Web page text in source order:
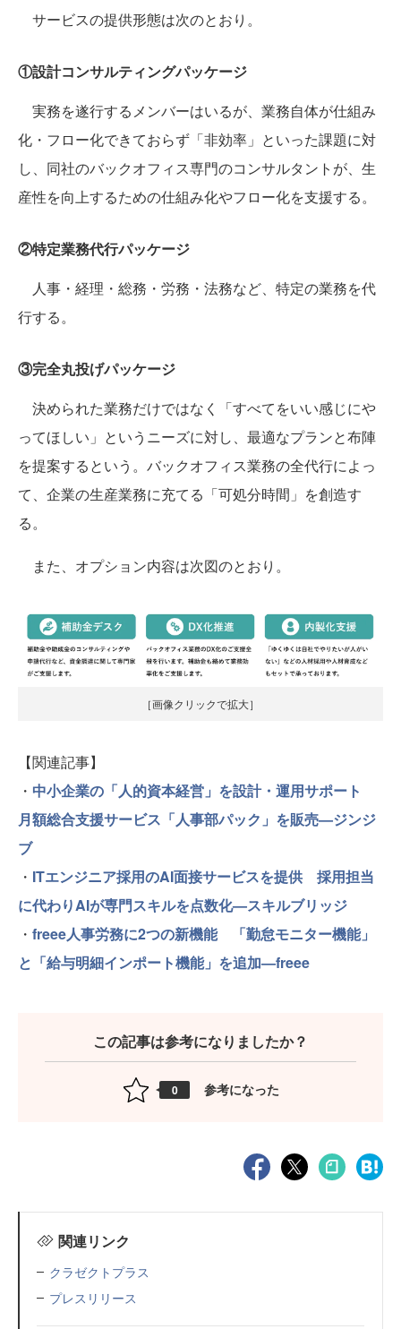
サービスの提供形態は次のとおり。
①設計コンサルティングパッケージ
実務を遂行するメンバーはいるが、業務自体が仕組み
化・フロー化できておらず「非効率」といった課題に対
し、同社のバックオフィス専門のコンサルタントが、生
産性を向上するための仕組み化やフロー化を支援する。
②特定業務代行パッケージ
人事・経理・総務・労務・法務など、特定の業務を代
行する。
③完全丸投げパッケージ
決められた業務だけではなく「すべてをいい感じにや
ってほしい」というニーズに対し、最適なプランと布陣
を提案するという。バックオフィス業務の全代行によっ
て、企業の生産業務に充てる「可処分時間」を創造す
る。
また、オプション内容は次図のとおり。
［画像クリックで拡大］
【関連記事】
・ 中小企業の「人的資本経営」を設計・運用サポート
月額総合支援サービス「人事部パック」を販売—ジンジ
ブ
・ ITエンジニア採用のAI面接サービスを提供 採用担当
に代わりAIが専門スキルを点数化—スキルブリッジ
・ freee人事労務に2つの新機能 「勤怠モニター機能」
と「給与明細インポート機能」を追加—freee
この記事は参考になりましたか？
0 参考になった
関連リンク
クラゼクトプラス
プレスリリース